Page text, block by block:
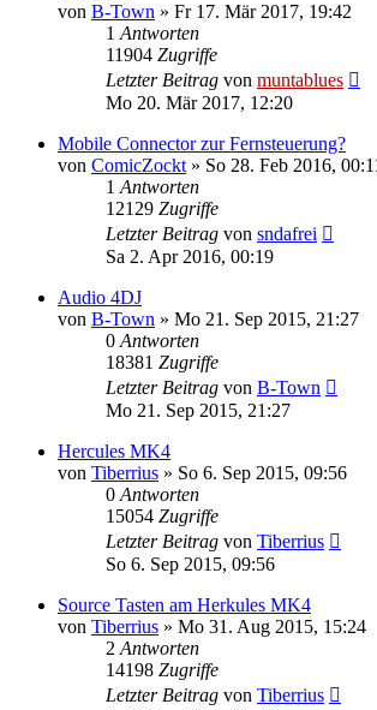
von B-Town » Fr 17. Mär 2017, 19:42
1 Antworten
11904 Zugriffe
Letzter Beitrag von muntablues
Mo 20. Mär 2017, 12:20
Mobile Connector zur Fernsteuerung?
von ComicZockt » So 28. Feb 2016,
1 Antworten
12129 Zugriffe
Letzter Beitrag von sndafrei
Sa 2. Apr 2016, 00:19
Audio 4DJ
von B-Town » Mo 21. Sep 2015, 21:27
0 Antworten
18381 Zugriffe
Letzter Beitrag von B-Town
Mo 21. Sep 2015, 21:27
Hercules MK4
von Tiberrius » So 6. Sep 2015, 09:56
0 Antworten
15054 Zugriffe
Letzter Beitrag von Tiberrius
So 6. Sep 2015, 09:56
Source Tasten am Herkules MK4
von Tiberrius » Mo 31. Aug 2015, 15:24
2 Antworten
14198 Zugriffe
Letzter Beitrag von Tiberrius